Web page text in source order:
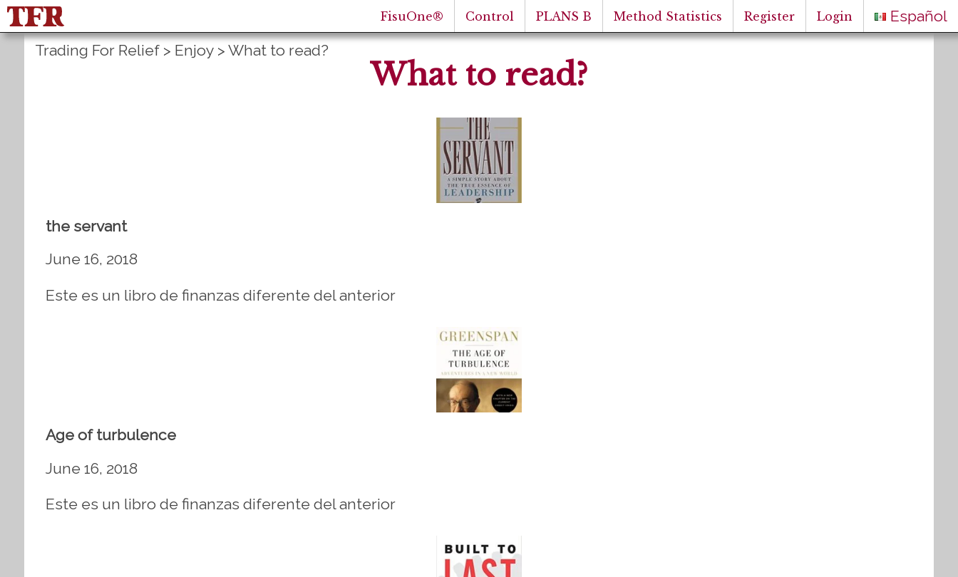
FisuOne® Control PLANS B Method Statistics Register Login
Español
Trading For Relief> Enjoy> What to read?
What to read?
the servant
June 16, 2018
Este es un libro de finanzas diferente del anterior
Age of turbulence
June 16, 2018
Este es un libro de finanzas diferente del anterior